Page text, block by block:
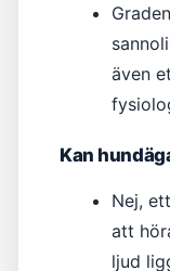
även
Kan
Nej,
att
ljud